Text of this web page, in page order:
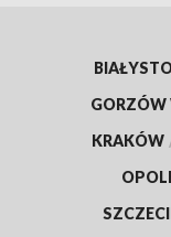
GORZÓW
KRAKÓW